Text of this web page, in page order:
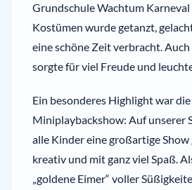
Grundschule Wachtum
Kostümen wurde getanzt,
eine schöne Zeit verbracht.
sorgte für viel Freude und
Ein besonderes Highlight war die
Miniplaybackshow: Auf unserer
alle Kinder eine großartige
kreativ und mit ganz viel Spaß.
„goldene Eimer“ voller